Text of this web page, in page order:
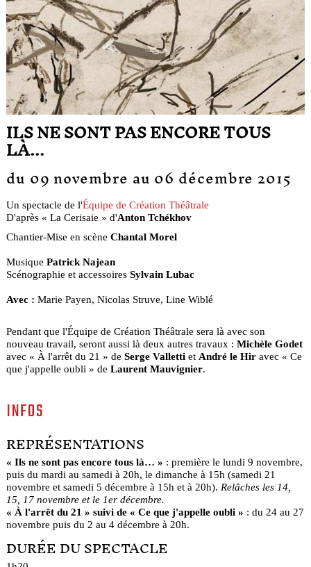
ILS NE SONT PAS ENCORE TOUS
LÀ...
du 09 novembre au 06 décembre 2015
Un spectacle de l'Équipe de Création Théâtrale
D'après « La Cerisaie » d'Anton Tchékhov
Chantier-Mise en scène Chantal Morel
Musique Patrick Najean
Scénographie et accessoires Sylvain Lubac
Avec : Marie Payen, Nicolas Struve, Line Wiblé
Pendant que l'Équipe de Création Théâtrale sera là avec son
nouveau travail, seront aussi là deux autres travaux : Michèle Godet
avec « À l'arrêt du 21 » de Serge Valletti et André le Hiravec « Ce
que j'appelle oubli » de Laurent Mauvignier.
INFOS
REPRÉSENTATIONS
« Ils ne sont pas encore tous là… » : première le lundi 9 novembre,
puis du mardi au samedi à 20h, le dimanche à 15h (samedi 21
novembre et samedi 5 décembre à 15h et à 20h). Relâches les 14,
15, 17 novembre et le 1er décembre.
« À l'arrêt du 21 » suivi de « Ce que j'appelle oubli » : du 24 au 27
novembre puis du 2 au 4 décembre à 20h.
DURÉE DU SPECTACLE